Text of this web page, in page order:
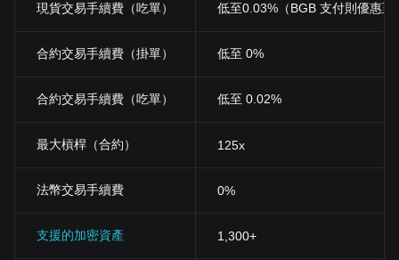
現貨交易手續費（吃單） 低至0.03%（BGB 支付則優惠至
合約交易手續費（掛單） 低至 0%
合約交易手續費（吃單） 低至 0.02%
最大槓桿（合約） 125x
法幣交易手續費 0%
支援的加密資產 1,300+